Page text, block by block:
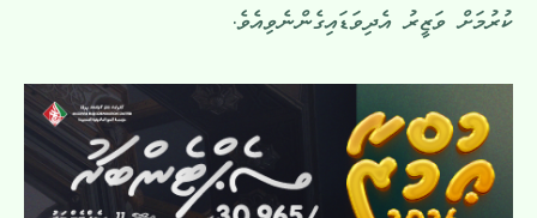
ކުރުމަށް ވަޒީރު އެދިވަޑައިގެންނެވިއެވެ.